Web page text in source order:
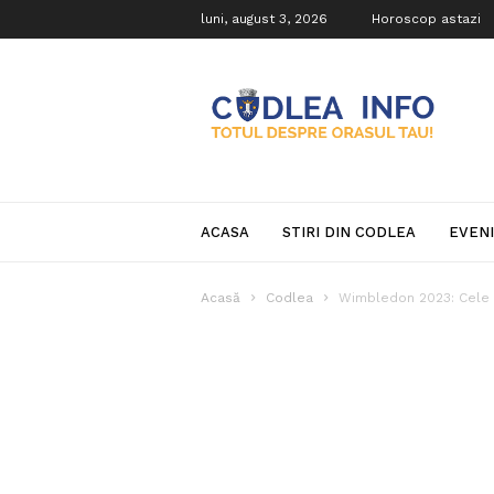
luni, august 3, 2026 Horoscop astazi
Info
ACASA STIRI DIN CODLEA
Acasă Codlea Wimbledon 2023: